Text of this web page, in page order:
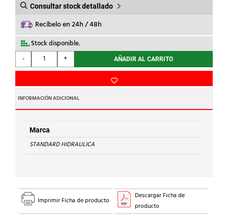
Consultar stock detallado
Recíbelo en 24h / 48h
Stock disponible.
-
STANDARD
HIDRAULICA
CODO
H-
H
90
g
Cu
15-
+ AÑADIR AL CARRITO
INFORMACIÓN ADICIONAL
Marca
STANDARD HIDRAULICA
Imprimir Ficha de producto
Descargar Ficha de
producto